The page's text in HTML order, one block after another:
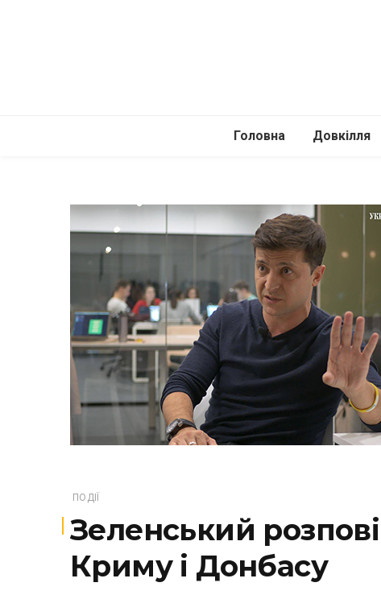
Головна Довкілля
Подорожі
ПОДІЇ
Зеленський
Криму і Донбасу